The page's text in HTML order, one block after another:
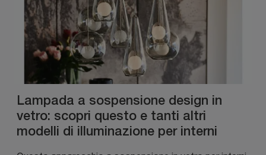
Lampada a sospensione design in
vetro: scopri questo e tanti altri
modelli di illuminazione per interni